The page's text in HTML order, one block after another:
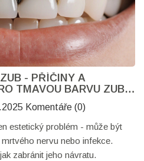
- PŘÍČINY A
TMAVOU BARVU ZUBU
Komentáře (0)
estetický problém - může být
nervu nebo infekce.
zabránit jeho návratu.